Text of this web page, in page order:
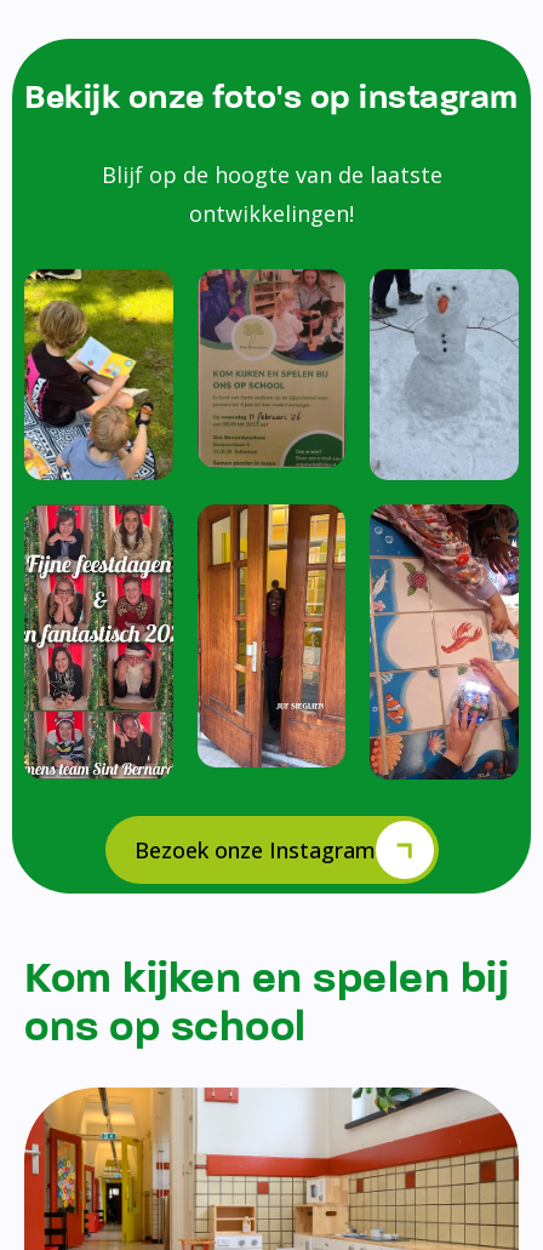
Bekijk onze foto's op instagram
Blijf op de hoogte van de laatste
ontwikkelingen!
Bezoek onze Instagram
Kom kijken en spelen bij
ons op school